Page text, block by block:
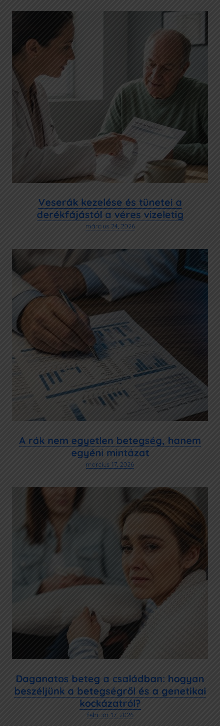
Veserák kezelése és tünetei a
derékfájástól a véres vizeletig
március 24, 2026
A rák nem egyetlen betegség, hanem
egyéni mintázat
március 17, 2026
Daganatos beteg a családban: hogyan
beszéljünk a betegségről és a genetikai
kockázatról?
február 17, 2026